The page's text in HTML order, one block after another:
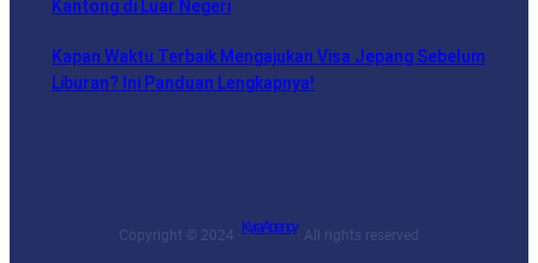
Kantong di Luar Negeri
Kapan Waktu Terbaik Mengajukan Visa Jepang Sebelum
Liburan? Ini Panduan Lengkapnya!
Copyright © 2024 ·
Kyra Agency
· All rights reserved